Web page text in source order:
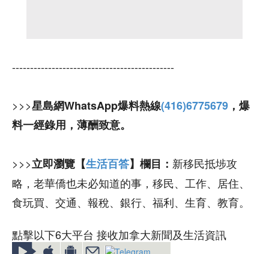
---------------------------------------------
>>>星島網WhatsApp爆料熱線(416)6775679 ，爆
料一經錄用，薄酬致意。
>>>立即瀏覽【生活百答】欄目： 新移民抵埗攻
略，老華僑也未必知道的事，移民、工作、居住、
食玩買、交通、報稅、銀行、福利、生育、教育。
點擊以下6大平台 接收加拿大新聞及生活資訊